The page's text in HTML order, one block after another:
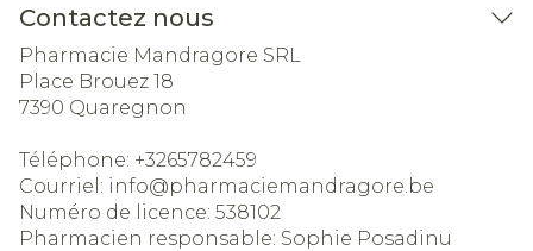
Contactez nous
Pharmacie Mandragore SRL
Place Brouez 18
7390 Quaregnon
Téléphone: +3265782459
Courriel: info@pharmaciemandragore.be
Numéro de licence: 538102
Pharmacien responsable: Sophie Posadinu